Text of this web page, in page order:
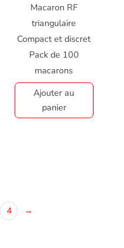
Macaron RF
triangulaire
Compact et discret
Pack de 100
macarons
Ajouter au
panier
4 →